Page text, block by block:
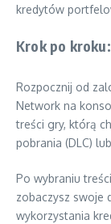
kredytów
Krok po
Rozpocznij od
Network na
treści gry, którą
pobrania (DLC)
Po wybraniu
zobaczysz swoje
wykorzystania